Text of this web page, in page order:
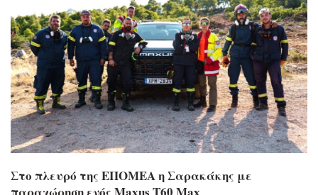
Στο πλευρό της ΕΠΟΜΕΑ η Σαρακάκης με